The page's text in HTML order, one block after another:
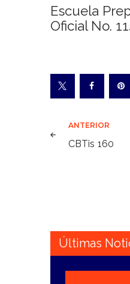
Escuela
Oficial No.
de
ANTERIOR
CBTis 160
Últimas